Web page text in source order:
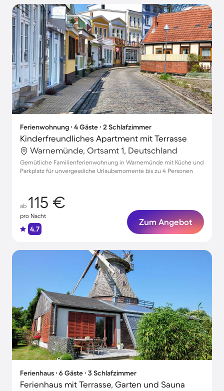
Ferienwohnung ∙ 4 Gäste ∙ 2 Schlafzimmer
Kinderfreundliches Apartment mit Terrasse
Warnemünde, Ortsamt 1, Deutschland
Gemütliche Familienferienwohnung in Warnemünde mit Küche und
Parkplatz für unvergessliche Urlaubsmomente bis zu 4 Personen
ab 115 €
pro Nacht
4.7
Zum Angebot
Ferienhaus ∙ 6 Gäste ∙ 3 Schlafzimmer
Ferienhaus mit Terrasse, Garten und Sauna